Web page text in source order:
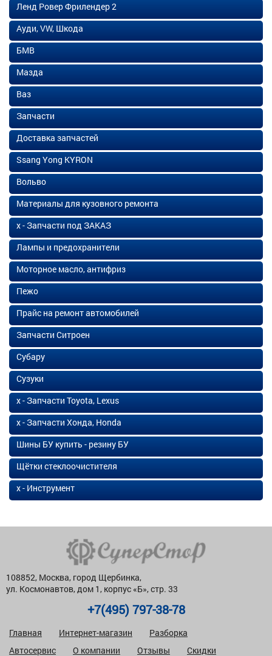
Ленд Ровер Фрилендер 2
Ауди, VW, Шкода
БМВ
Мазда
Ваз
Запчасти
Доставка запчастей
Ssang Yong KYRON
Вольво
Материалы для кузовного ремонта
х - Запчасти под ЗАКАЗ
Лампы и предохранители
Моторное масло, антифриз
Пежо
Прайс на ремонт автомобилей
Запчасти Ситроен
Субару
Сузуки
х - Запчасти Toyota, Lexus
х - Запчасти Хонда, Honda
Шины БУ купить - резину БУ
Щётки стеклоочистителя
х - Инструмент
108852, Москва, город Щербинка,
ул. Космонавтов, дом 1, корпус «Б», стр. 33
+7(495) 797-38-78
Главная Интернет-магазин
Разборка
Автосервис
О компании Отзывы Скидки